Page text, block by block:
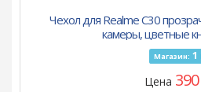
Чехол для Realme C30
камеры, цветные
Магазин: 1
Цена 390